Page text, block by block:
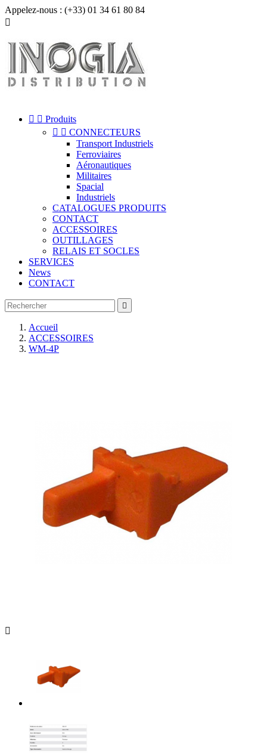
Appelez-nous : (+33) 01 34 61 80 84

  Produits
  CONNECTEURS
Transport Industriels
Ferroviaires
Aéronautiques
Militaires
Spacial
Industriels
CATALOGUES PRODUITS
CONTACT
ACCESSOIRES
OUTILLAGES
RELAIS ET SOCLES
SERVICES
News
CONTACT

Accueil
ACCESSOIRES
WM-4P
